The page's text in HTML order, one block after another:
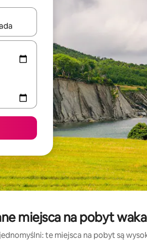
się po nich za pomocą klawiszy strzałek
miejsca na pobyt
te miejsca na pobyt są